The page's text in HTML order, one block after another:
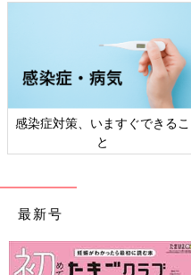
日本外来小児科学会リーフレッ
ト検討会
最新号